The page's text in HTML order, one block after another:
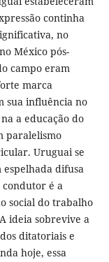
continha
no
México pós-
campo eram
marca
sua influência no
a educação do
paralelismo
Uruguai se
difusa
condutor é a
social do trabalho
ideia sobrevive a
ditatoriais e
hoje, essa